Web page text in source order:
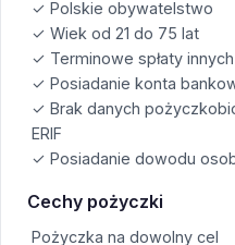
✓ Polskie obywatelstwo
✓ Wiek od 21 do 75 lat
✓ Terminowe spłaty
✓ Posiadanie konta
✓ Brak danych
ERIF
✓ Posiadanie dowodu
Cechy pożyczki
Pożyczka na dowolny cel